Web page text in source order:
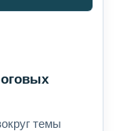
темы